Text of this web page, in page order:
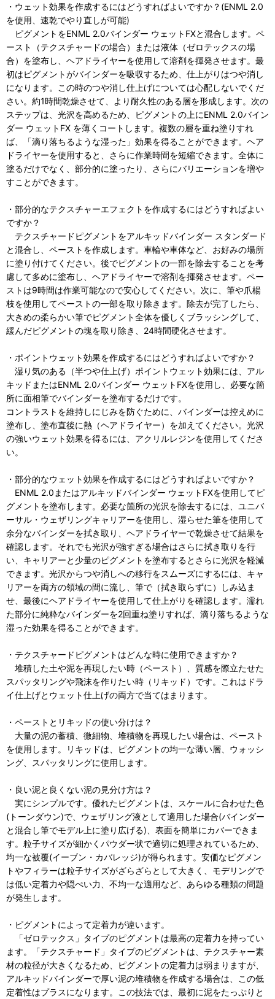
・ウェット効果を作成するにはどうすればよいですか？(ENML 2.0
を使用、速乾でやり直しが可能)
ピグメントをENML 2.0バインダー ウェットFXと混合します。ペ
ースト（テクスチャードの場合）または液体（ゼロテックスの場
合）を塗布し、ヘアドライヤーを使用して溶剤を揮発させます。最
初はピグメントがバインダーを吸収するため、仕上がりはつや消し
になります。この時のつや消し仕上げについては心配しないでくだ
さい。約1時間乾燥させて、より耐久性のある層を形成します。次の
ステップは、光沢を高めるため、ピグメントの上にENML 2.0バイン
ダー ウェットFX を薄くコートします。複数の層を重ね塗りすれ
ば、「滴り落ちるような湿った」効果を得ることができます。ヘア
ドライヤーを使用すると、さらに作業時間を短縮できます。全体に
塗るだけでなく、部分的に塗ったり、さらにバリエーションを増や
すことができます。
・部分的なテクスチャーエフェクトを作成するにはどうすればよい
ですか？
テクスチャードピグメントをアルキッドバインダー スタンダード
と混合し、ペーストを作成します。車輪や車体など、お好みの場所
に塗り付けてください。後でピグメントの一部を除去することを考
慮して多めに塗布し、ヘアドライヤーで溶剤を揮発させます。ペー
ストは9時間は作業可能なので安心してください。次に、筆や爪楊
枝を使用してペーストの一部を取り除きます。除去が完了したら、
大きめの柔らかい筆でピグメント全体を優しくブラッシングして、
緩んだピグメントの塊を取り除き、24時間硬化させます。
・ポイントウェット効果を作成するにはどうすればよいですか？
湿り気のある（半つや仕上げ）ポイントウェット効果には、アル
キッドまたはENML 2.0バインダー ウェットFXを使用し、必要な箇
所に面相筆でバインダーを塗布するだけです。
コントラストを維持しにじみを防ぐために、バインダーは控えめに
塗布し、塗布直後に熱（ヘアドライヤー）を加えてください。光沢
の強いウェット効果を得るには、アクリルレジンを使用してくださ
い。
・部分的なウェット効果を作成するにはどうすればよいですか？
ENML 2.0またはアルキッドバインダー ウェットFXを使用してピ
グメントを塗布します。必要な箇所の光沢を除去するには、ユニバ
ーサル・ウェザリングキャリアーを使用し、湿らせた筆を使用して
余分なバインダーを拭き取り、ヘアドライヤーで乾燥させて結果を
確認します。それでも光沢が強すぎる場合はさらに拭き取りを行
い、キャリアーと少量のピグメントを塗布するとさらに光沢を軽減
できます。光沢からつや消しへの移行をスムーズにするには、キャ
リアーを両方の領域の間に流し、筆で（拭き取らずに）しみ込ま
せ、最後にヘアドライヤーを使用して仕上がりを確認します。濡れ
た部分に純粋なバインダーを2回重ね塗りすれば、滴り落ちるような
湿った効果を得ることができます。
・テクスチャードピグメントはどんな時に使用できますか？
堆積した土や泥を再現したい時（ペースト）、質感を際立たせた
スパッタリングや飛沫を作りたい時（リキッド）です。これはドラ
イ仕上げとウェット仕上げの両方で当てはまります。
・ペーストとリキッドの使い分けは？
大量の泥の蓄積、微細物、堆積物を再現したい場合は、ペースト
を使用します。リキッドは、ピグメントの均一な薄い層、ウォッシ
ング、スパッタリングに使用します。
・良い泥と良くない泥の見分け方は？
実にシンプルです。優れたピグメントは、スケールに合わせた色
(トーンダウン)で、ウェザリング液として適用した場合(バインダー
と混合し筆でモデル上に塗り広げる)、表面を簡単にカバーできま
す。粒子サイズが細かくパウダー状で適切に処理されているため、
均一な被覆(イーブン・カバレッジ)が得られます。安価なピグメン
トやフィラーは粒子サイズがざらざらとして大きく、モデリングで
は低い定着力や隠ぺい力、不均一な適用など、あらゆる種類の問題
が発生します。
・ピグメントによって定着力が違います。
「ゼロテックス」タイプのピグメントは最高の定着力を持ってい
ます。「テクスチャード」タイプのピグメントは、テクスチャー素
材の粒径が大きくなるため、ピグメントの定着力は弱まりますが、
アルキッドバインダーで厚い泥の堆積物を作成する場合は、この低
定着性はプラスになります。この技法では、最初に泥をたっぷりと